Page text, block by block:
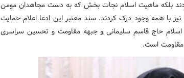
بلکه ماهیت اسلام نجات بخش که به دست مجاهدان مومن
با همه وجود درک کردند. سند معتبر این ادعا اعلام حمایت
اسلام حاج قاسم سلیمانی و جبهه مقاومت و تحسین سراسری
است.